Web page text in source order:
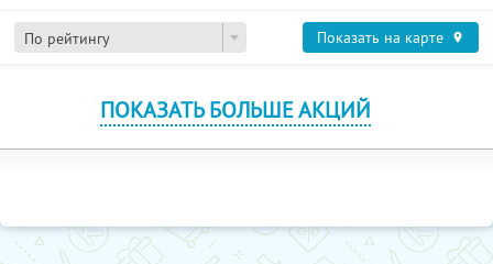
По рейтингу Показать на карте
ПОКАЗАТЬ БОЛЬШЕ АКЦИЙ